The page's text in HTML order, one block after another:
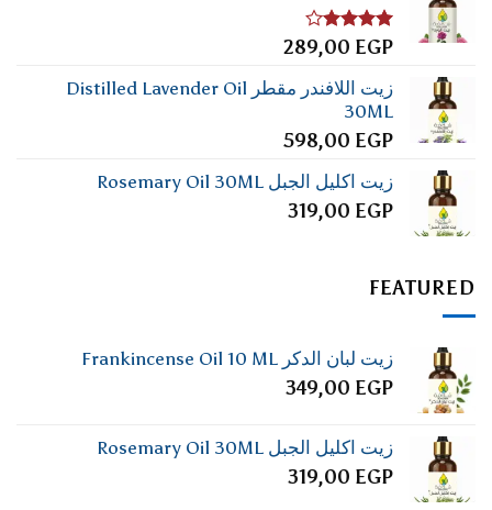
تم
من
5
289,00 EGP
زيت اللافندر مقطر Distilled Lavender Oil
30ML
598,00 EGP
زيت اكليل الجبل Rosemary Oil 30ML
319,00 EGP
FEATURED
زيت لبان الدكر Frankincense Oil 10 ML
349,00 EGP
زيت اكليل الجبل Rosemary Oil 30ML
319,00 EGP